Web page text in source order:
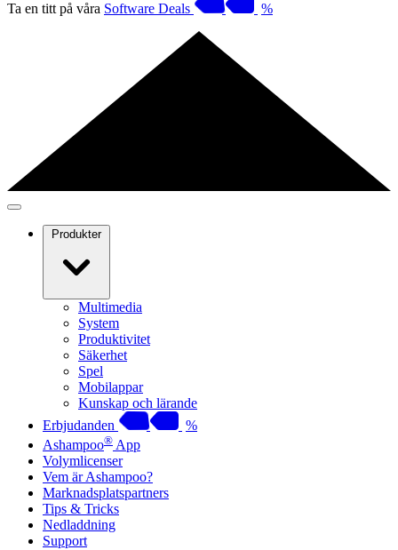
Ta en titt på våra Software Deals %
Produkter
Multimedia
System
Produktivitet
Säkerhet
Spel
Mobilappar
Kunskap och lärande
Erbjudanden
%
Ashampoo® App
Volymlicenser
Vem är Ashampoo?
Marknadsplatspartners
Tips & Tricks
Nedladdning
Support